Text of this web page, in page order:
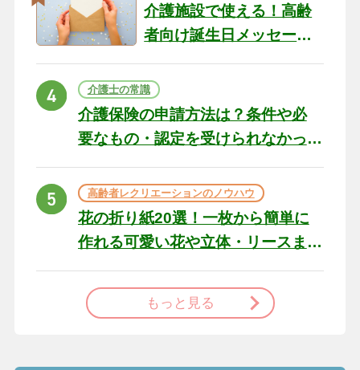
介護施設で使える！高齢
者向け誕生日メッセージ
ト
介護士の常識
介護保険の申請方法は？条件や必
要なもの・認定を受けられなかっ
高齢者レクリエーションのノウハウ
花の折り紙20選！一枚から簡単に
作れる可愛い花や立体・リースま
もっと見る